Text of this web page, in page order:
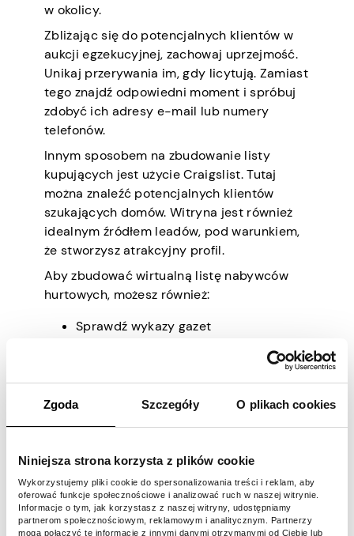
Zgoda Szczegóły O plikach cookies
Niniejsza strona korzysta z plików cookie
Wykorzystujemy pliki cookie do spersonalizowania treści i reklam, aby
oferować funkcje społecznościowe i analizować ruch w naszej witrynie.
Informacje o tym, jak korzystasz z naszej witryny, udostępniamy
partnerom społecznościowym, reklamowym i analitycznym. Partnerzy
mogą połączyć te informacje z innymi danymi otrzymanymi od Ciebie lub
w okolicy.
Zbliżając się do potencjalnych klientów w
aukcji egzekucyjnej, zachowaj uprzejmość.
Unikaj przerywania im, gdy licytują. Zamiast
tego znajdź odpowiedni moment i spróbuj
zdobyć ich adresy e-mail lub numery
telefonów.
Innym sposobem na zbudowanie listy
kupujących jest użycie Craigslist. Tutaj
można znaleźć potencjalnych klientów
szukających domów. Witryna jest również
idealnym źródłem leadów, pod warunkiem,
że stworzysz atrakcyjny profil.
Aby zbudować wirtualną listę nabywców
hurtowych, możesz również:
Sprawdź wykazy gazet
webinariach dotyczących
nieruchomości
Korzystaj z Google, aby znaleźć
inwestorów w nieruchomości
Stwórz kampanię e-mail
marketingową